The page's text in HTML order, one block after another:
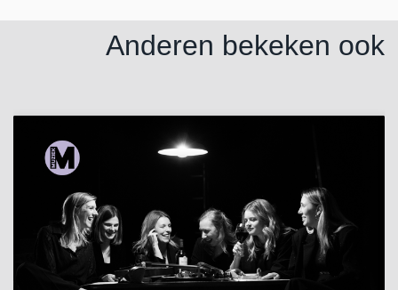
Anderen bekeken ook